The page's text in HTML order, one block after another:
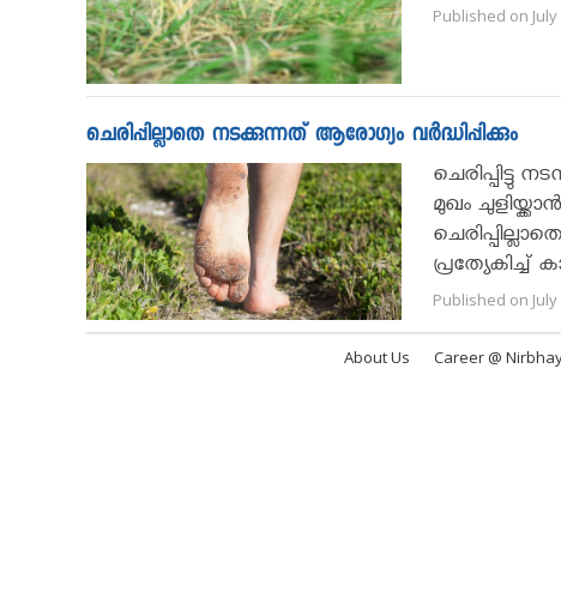
Published on July
ചെരിപ്പില്ലാതെ നടക്കുന്നത് ആരോഗ്യം വർദ്ധിപ്പിക്കും
ചെരിപ്പിട്ടു
മുഖം
പ്രത്യേകിച്ച്
Published on July
About Us Career @